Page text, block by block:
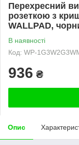
Перехресний
розеткою з
WALLPAD,
В наявності
Код: WP-
936 ₴
Опис